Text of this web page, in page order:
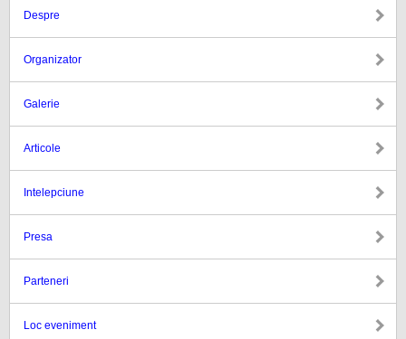
Despre
Organizator
Galerie
Articole
Intelepciune
Presa
Parteneri
Loc eveniment